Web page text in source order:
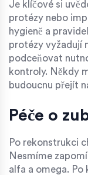
Je klíčové si
protézy nebo
hygieně a
protézy vyžadují
podceňovat
kontroly. Někdy
budoucnu přejít
Péče o
Po rekonstrukci
Nesmíme
alfa a omega. Po